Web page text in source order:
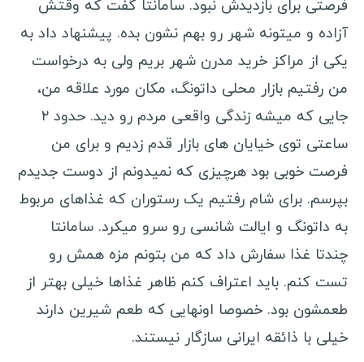
فرصتی برای بازدیدش نبود. سامانتا گفت که وقتش
آزاده و میتونه شهر رو بهم نشون بده. پیشنهاد داد به
یکی از مراکز خرید مدرن شهر بریم ولی به درخواست
من رفتیم بازار محلی داتونگ، مکان مورد علاقه من،
جایی که میشه زندگی واقعی مردم رو دید. حدود ۲
ساعتی توی خیایان های بازار قدم زدیم و برای من
فرصت خوبی بود هرچیزی که نمیدونم از دوست جدیدم
بپرسم. برای شام رفتیم یک رستوران که غذاهای مربوط
به داتونگ و ایالت شانسی رو سرو میکرد. سامانتا
چندتا غذا سفارش داد که من بتونم مزه همش رو
تست کنم. باید اعتراف کنم ظاهر غذاها خیلی بهتر از
طعمشون بود. خصوصا اونهایی که طعم شیرین دارند
خیلی با ذائقه ایرانی سازگار نیستند.